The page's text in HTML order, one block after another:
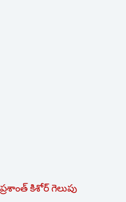
ప్రశాంత్‌ ‌కిశోర్‌ ‌గెలుపు